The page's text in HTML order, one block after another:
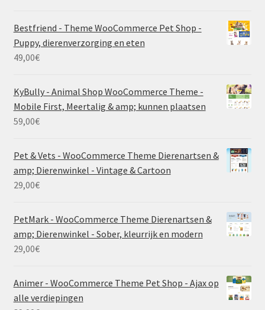
Bestfriend - Theme WooCommerce Pet Shop -
Puppy, dierenverzorging en eten
49,00€
KyBully - Animal Shop WooCommerce Theme -
Mobile First, Meertalig & amp; kunnen plaatsen
59,00€
Pet & Vets - WooCommerce Theme Dierenartsen &
amp; Dierenwinkel - Vintage & Cartoon
29,00€
PetMark - WooCommerce Theme Dierenartsen &
amp; Dierenwinkel - Sober, kleurrijk en modern
29,00€
Animer - WooCommerce Theme Pet Shop - Ajax op
alle verdiepingen